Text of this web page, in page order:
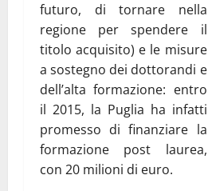
futuro, di tornare nella
regione per spendere il
titolo acquisito) e le misure
a sostegno dei dottorandi e
dell’alta formazione: entro
il 2015, la Puglia ha infatti
promesso di finanziare la
formazione post laurea,
con 20 milioni di euro.